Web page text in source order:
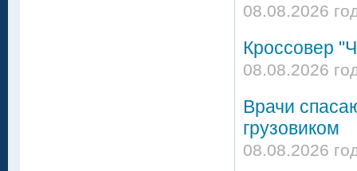
08.08.2026
Кроссовер
08.08.2026
Врачи
грузовиком
08.08.2026